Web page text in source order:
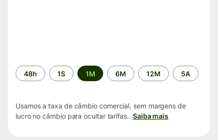
Período
de
48h 1S 1M 6M 12M 5A
Usamos a taxa de câmbio comercial, sem margens de
lucro no câmbio para ocultar tarifas. Saiba mais